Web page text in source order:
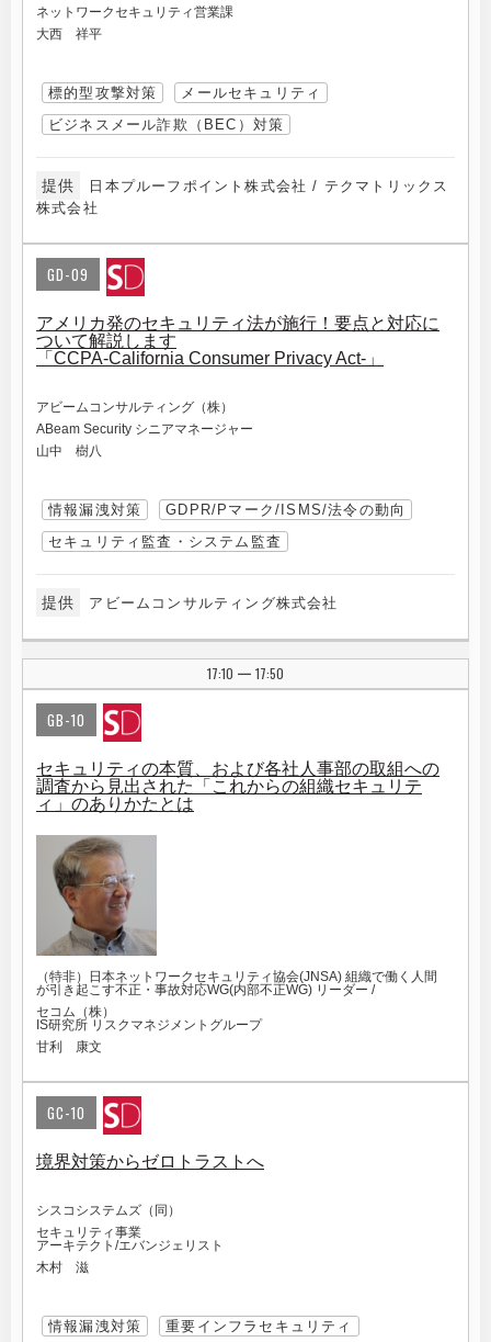
ネットワークセキュリティ営業課
大西 祥平
標的型攻撃対策
メールセキュリティ
ビジネスメール詐欺（BEC）対策
提供
日本プルーフポイント株式会社 / テクマトリックス
株式会社
GD-09
アメリカ発のセキュリティ法が施行！要点と対応に
ついて解説します
「CCPA-California Consumer Privacy Act-」
アビームコンサルティング（株）
ABeam Security シニアマネージャー
山中 樹八
情報漏洩対策
GDPR/Pマーク/ISMS/法令の動向
セキュリティ監査・システム監査
提供 アビームコンサルティング株式会社
17:10 | 17:50
GB-10
セキュリティの本質、および各社人事部の取組への
調査から見出された「これからの組織セキュリテ
ィ」のありかたとは
（特非）日本ネットワークセキュリティ協会(JNSA) 組織で働く人間
が引き起こす不正・事故対応WG(内部不正WG) リーダー /
セコム（株）
IS研究所 リスクマネジメントグループ
甘利 康文
GC-10
境界対策からゼロトラストへ
シスコシステムズ（同）
セキュリティ事業
アーキテクト/エバンジェリスト
木村 滋
情報漏洩対策
重要インフラセキュリティ